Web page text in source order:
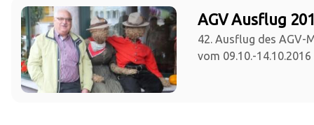
AGV Ausflug
42. Ausflug des AGV-
vom 09.10.-